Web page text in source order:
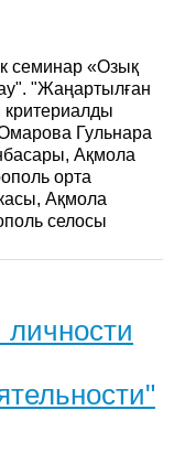
семинар «Озық
"Жаңартылған
критериалды
Гульнара
Ақмола
орта
Ақмола
селосы
личности